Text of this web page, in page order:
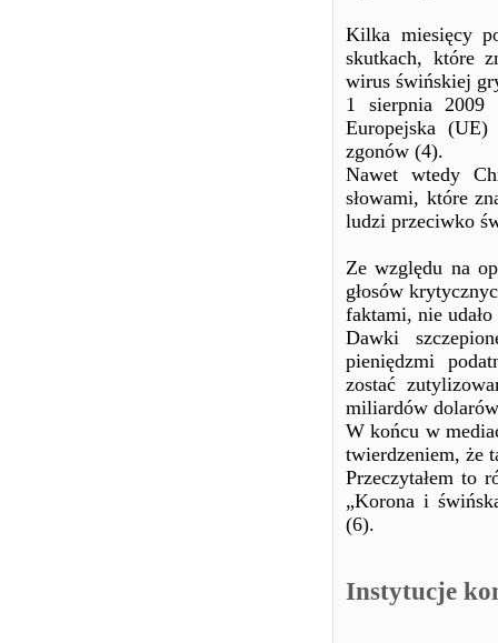
Kilka miesięcy
skutkach, które
wirus świńskiej
1 sierpnia 2009
Europejska
zgonów (4).
Nawet wtedy
słowami, które
ludzi przeciwko
Ze względu na
głosów
faktami, nie
Dawki
pieniędzmi
zostać
miliardów
W końcu w
twierdzeniem, że
Przeczytałem to
„Korona i
(6).
Instytucje